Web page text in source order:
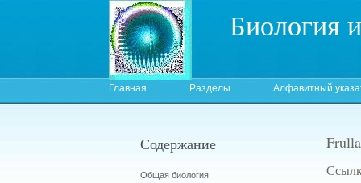
Биология
Главная Разделы Алфавитный
Содержание
Общая биология